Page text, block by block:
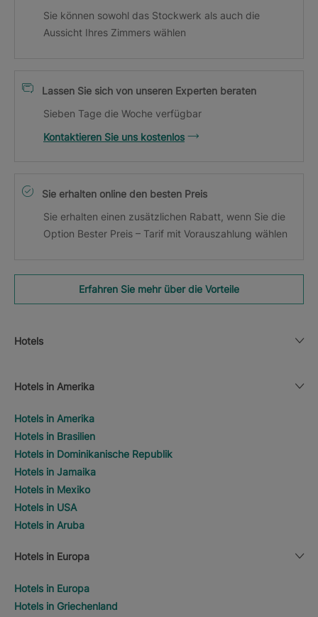
Sie können sowohl das Stockwerk als auch die
Aussicht Ihres Zimmers wählen
Lassen Sie sich von unseren Experten beraten
Sieben Tage die Woche verfügbar
Kontaktieren Sie uns kostenlos
Sie erhalten online den besten Preis
Sie erhalten einen zusätzlichen Rabatt, wenn Sie die
Option Bester Preis – Tarif mit Vorauszahlung wählen
Erfahren Sie mehr über die Vorteile
Hotels
Hotels in Amerika
Hotels in Amerika
Hotels in Brasilien
Hotels in Dominikanische Republik
Hotels in Jamaika
Hotels in Mexiko
Hotels in USA
Hotels in Aruba
Hotels in Europa
Hotels in Europa
Hotels in Griechenland